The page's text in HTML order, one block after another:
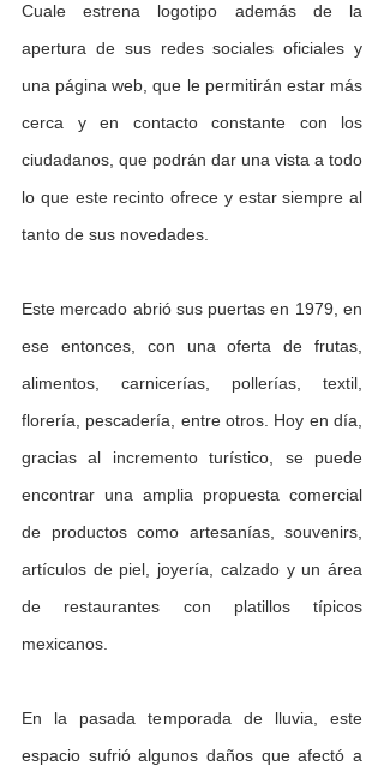
Cuale estrena logotipo además de la
apertura de sus redes sociales oficiales y
una página web, que le permitirán estar más
cerca y en contacto constante con los
ciudadanos, que podrán dar una vista a todo
lo que este recinto ofrece y estar siempre al
tanto de sus novedades.
Este mercado abrió sus puertas en 1979, en
ese entonces, con una oferta de frutas,
alimentos, carnicerías, pollerías, textil,
florería, pescadería, entre otros. Hoy en día,
gracias al incremento turístico, se puede
encontrar una amplia propuesta comercial
de productos como artesanías, souvenirs,
artículos de piel, joyería, calzado y un área
de restaurantes con platillos típicos
mexicanos.
En la pasada temporada de lluvia, este
espacio sufrió algunos daños que afectó a